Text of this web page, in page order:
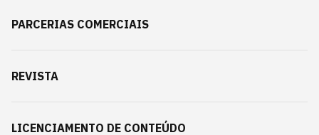
PARCERIAS COMERCIAIS
REVISTA
LICENCIAMENTO DE CONTEÚDO